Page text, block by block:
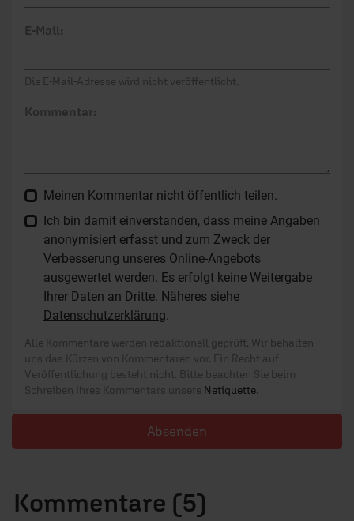
E-Mail:
Die E-Mail-Adresse wird nicht veröffentlicht.
Kommentar:
Meinen Kommentar nicht öffentlich teilen.
Ich bin damit einverstanden, dass meine Angaben
anonymisiert erfasst und zum Zweck der
Verbesserung unseres Online-Angebots
ausgewertet werden. Es erfolgt keine Weitergabe
Ihrer Daten an Dritte. Näheres siehe
Datenschutzerklärung.
Alle Kommentare werden redaktionell geprüft. Wir behalten
uns das Kürzen von Kommentaren vor. Ein Recht auf
Veröffentlichung besteht nicht. Bitte beachten Sie beim
Schreiben Ihres Kommentars unsere Netiquette.
Absenden
Kommentare (5)